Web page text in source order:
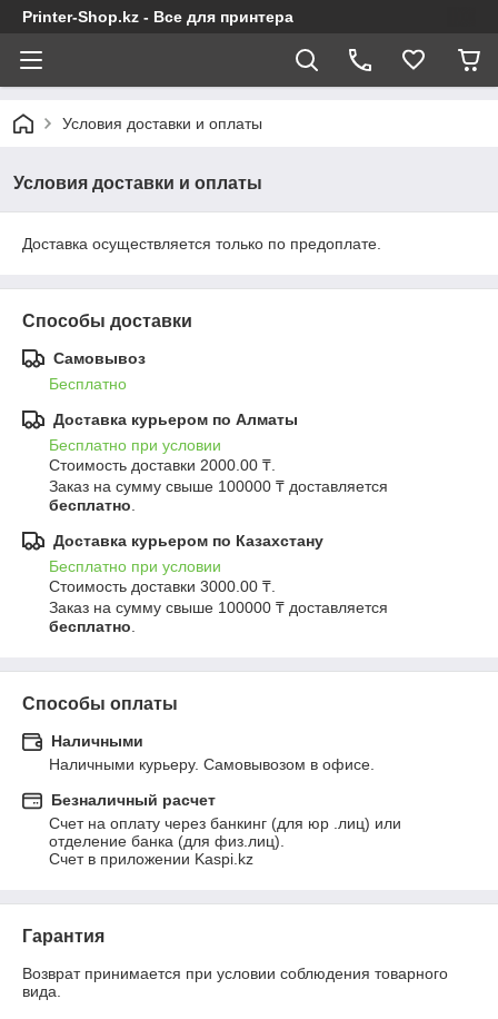
Printer-Shop.kz - Все для принтера
Условия доставки и оплаты
Условия доставки и оплаты
Доставка осуществляется только по предоплате.
Способы доставки
Самовывоз
Бесплатно
Доставка курьером по Алматы
Бесплатно при условии
Стоимость доставки 2000.00 ₸.
бесплатно
Доставка курьером по Казахстану
Бесплатно при условии
Стоимость доставки 3000.00 ₸.
бесплатно
Способы оплаты
Наличными
Наличными курьеру. Самовывозом в офисе.
Безналичный расчет
Счет на оплату через банкинг (для юр .лиц) или
отделение банка (для физ.лиц).
Счет в приложении Kaspi.kz
Гарантия
Возврат принимается при условии соблюдения товарного
вида.